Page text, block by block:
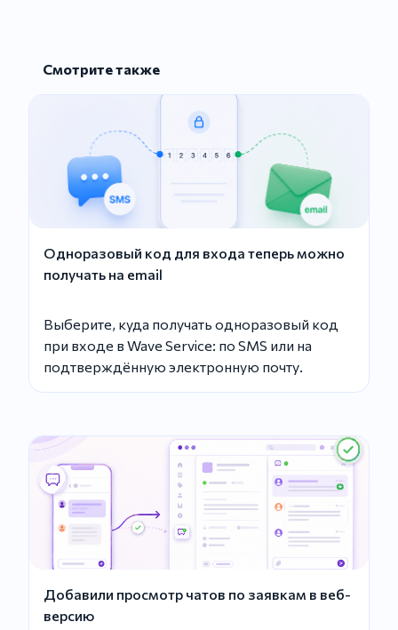
Смотрите также
Одноразовый код для входа теперь можно
получать на email
Выберите, куда получать одноразовый код
при входе в Wave Service: по SMS или на
подтверждённую электронную почту.
Добавили просмотр чатов по заявкам в веб-
версию